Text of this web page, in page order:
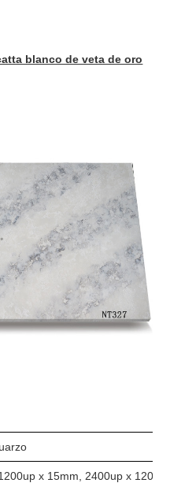
blanco de veta de oro
x 15mm, 2400up x